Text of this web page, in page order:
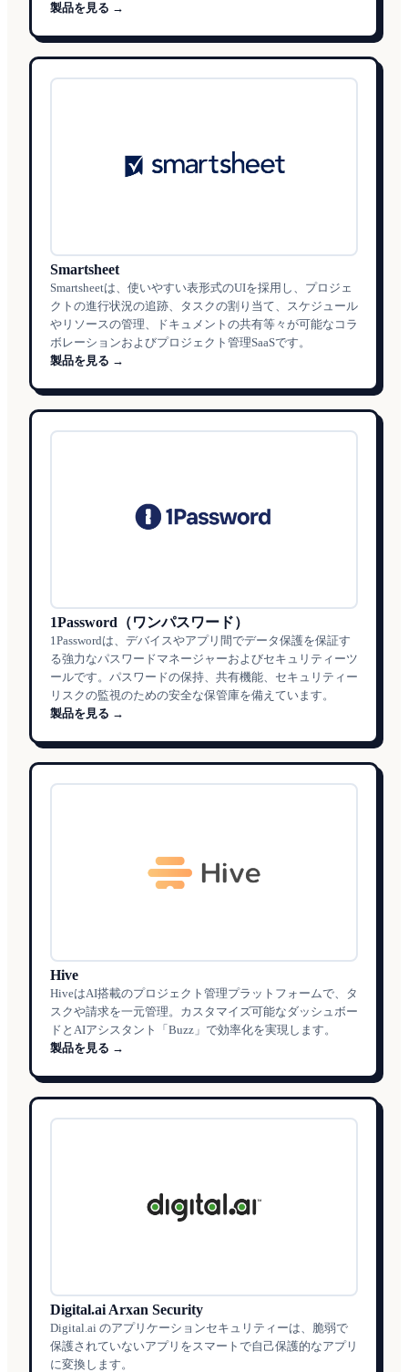
製品を見る →
Smartsheet
Smartsheetは、使いやすい表形式のUIを採用し、プロジェ
クトの進行状況の追跡、タスクの割り当て、スケジュール
やリソースの管理、ドキュメントの共有等々が可能なコラ
ボレーションおよびプロジェクト管理SaaSです。
製品を見る →
1Password（ワンパスワード）
1Passwordは、デバイスやアプリ間でデータ保護を保証す
る強力なパスワードマネージャーおよびセキュリティーツ
ールです。パスワードの保持、共有機能、セキュリティー
リスクの監視のための安全な保管庫を備えています。
製品を見る →
Hive
HiveはAI搭載のプロジェクト管理プラットフォームで、タ
スクや請求を一元管理。カスタマイズ可能なダッシュボー
ドとAIアシスタント「Buzz」で効率化を実現します。
製品を見る →
Digital.ai Arxan Security
Digital.ai のアプリケーションセキュリティーは、脆弱で
保護されていないアプリをスマートで自己保護的なアプリ
に変換します。